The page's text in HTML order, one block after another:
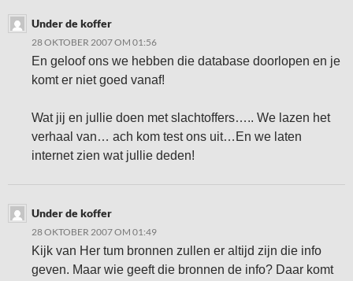
Under de koffer
28 OKTOBER 2007 OM 01:56
En geloof ons we hebben die database doorlopen en je
komt er niet goed vanaf!
Wat jij en jullie doen met slachtoffers….. We lazen het
verhaal van… ach kom test ons uit…En we laten
internet zien wat jullie deden!
Under de koffer
28 OKTOBER 2007 OM 01:49
Kijk van Her tum bronnen zullen er altijd zijn die info
geven. Maar wie geeft die bronnen de info? Daar komt